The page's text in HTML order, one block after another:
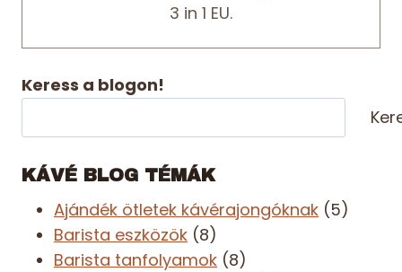
3 in 1 EU.
Keress a blogon!
KÁVÉ BLOG TÉMÁK
Ajándék ötletek kávérajongóknak (5)
Barista eszközök (8)
Barista tanfolyamok (8)